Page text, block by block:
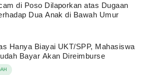
di Poso Dilaporkan atas Dugaan
Dua Anak di Bawah Umur
Hanya Biayai UKT/SPP, Mahasiswa
Bayar Akan Direimburse